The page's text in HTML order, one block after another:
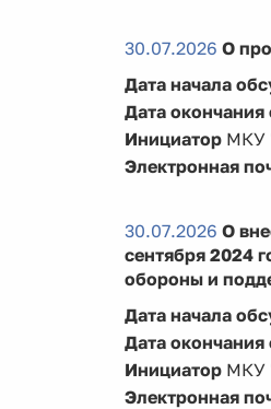
30.07.2026 О
Дата начала
Дата
ИнициаторМКУ
Электронная
30.07.2026 О
сентября 2024
обороны и
Дата начала
Дата
ИнициаторМКУ
Электронная